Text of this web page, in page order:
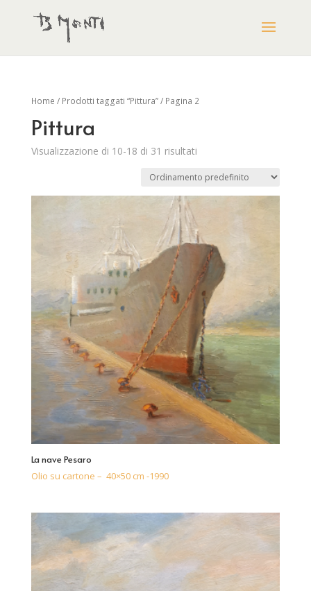
Home / Prodotti taggati “Pittura”/ Pagina 2
Pittura
Visualizzazione di 10-18 di 31 risultati
La nave Pesaro
Olio su cartone – 40×50 cm -1990